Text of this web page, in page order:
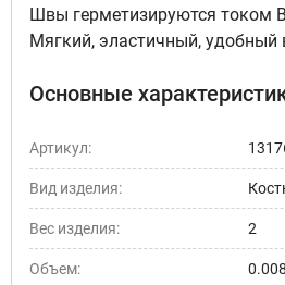
Швы герметизируются током
Мягкий, эластичный, удобный
Основные
Артикул:
Вид изделия:
Вес изделия: 2
Объем: 0.008